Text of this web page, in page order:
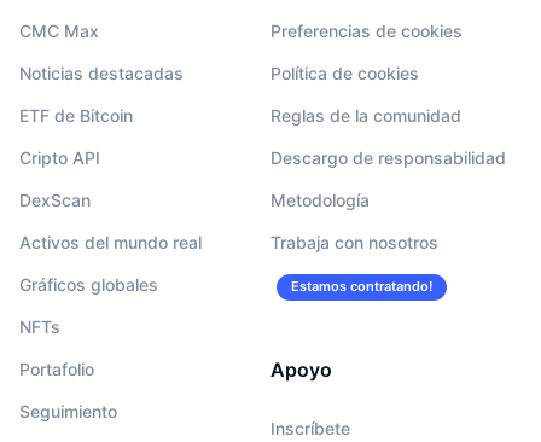
CMC Max
Noticias destacadas
ETF de Bitcoin
Cripto API
DexScan
Activos del mundo real
Gráficos globales
NFTs
Portafolio
Seguimiento
Preferencias de cookies
Política de cookies
Reglas de la comunidad
Descargo de responsabilidad
Metodología
Trabaja con nosotros
Estamos contratando!
Apoyo
Inscríbete